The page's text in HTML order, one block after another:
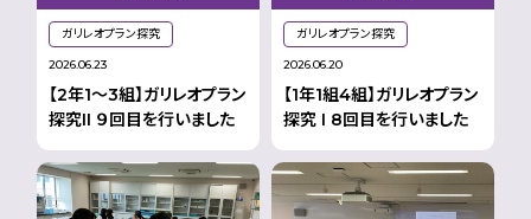
2026.06.23
ガリレオプラン探究
【2年1〜3組】ガリレオプラン
探究II ９回目を行いました
2026.06.20
ガリレオプラン探究
【1年1組4組】ガリレオプラン
探究 I 8回目を行いました